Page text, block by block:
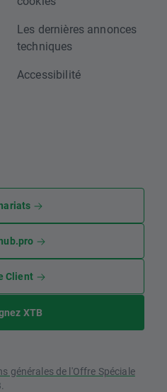
Les dernières annonces
techniques
Accessibilité
Client
XTB
générales de l'Offre Spéciale